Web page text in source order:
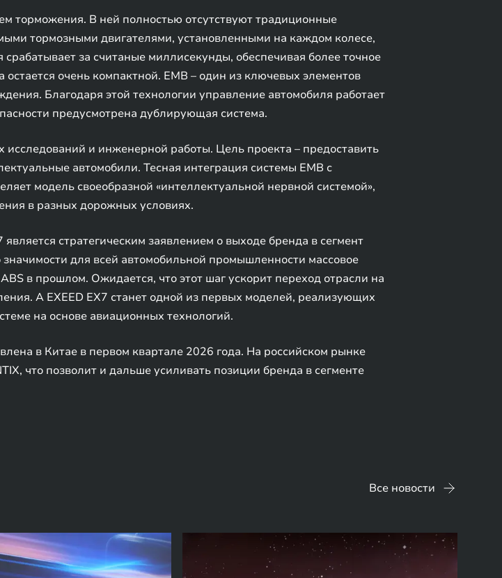
торможения. В ней полностью отсутствуют традиционные
тормозными двигателями, установленными на каждом колесе,
за считаные миллисекунды, обеспечивая более точное
очень компактной. EMB – один из ключевых элементов
Благодаря этой технологии управление автомобиля работает
предусмотрена дублирующая система.
исследований и инженерной работы. Цель проекта – предоставить
автомобили. Тесная интеграция системы EMB с
модель своеобразной «интеллектуальной нервной системой»,
в разных дорожных условиях.
стратегическим заявлением о выходе бренда в сегмент
для всей автомобильной промышленности массовое
в прошлом. Ожидается, что этот шаг ускорит переход отрасли на
А EXEED EX7 станет одной из первых моделей, реализующих
на основе авиационных технологий.
в Китае в первом квартале 2026 года. На российском рынке
что позволит и дальше усиливать позиции бренда в сегменте
Все новости